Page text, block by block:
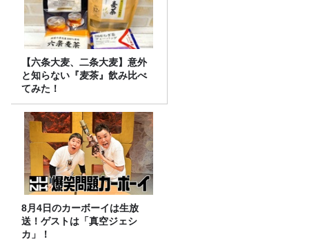
【六条大麦、二条大麦】意外
と知らない『麦茶』飲み比べ
てみた！
8月4日のカーボーイは生放
送！ゲストは「真空ジェシ
カ」！